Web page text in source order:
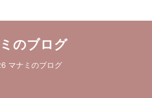
のブログ
マナミのブログ